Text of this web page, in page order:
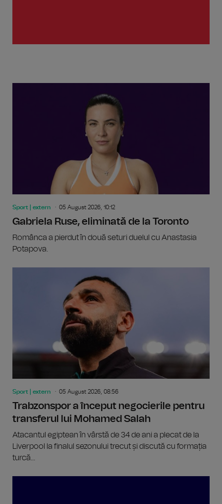
Sport | extern 05 August 2026, 10:12
Gabriela Ruse, eliminată de la Toronto
Românca a pierdut în două seturi duelul cu Anastasia
Potapova.
Sport | extern 05 August 2026, 08:56
Trabzonspor a început negocierile pentru
transferul lui Mohamed Salah
Atacantul egiptean în vârstă de 34 de ani a plecat de la
Liverpool la finalul sezonului trecut și discută cu formația
turcă...